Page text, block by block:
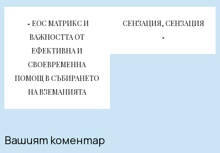
Навигация
ЕОС МАТРИКС И
ВАЖНОСТТА ОТ
ЕФЕКТИВНА И
СВОЕВРЕМЕННА
ПОМОЩ В СЪБИРАНЕТО
НА ВЗЕМАНИЯТА
СЕНЗАЦИЯ, СЕНЗАЦИЯ
Вашият коментар